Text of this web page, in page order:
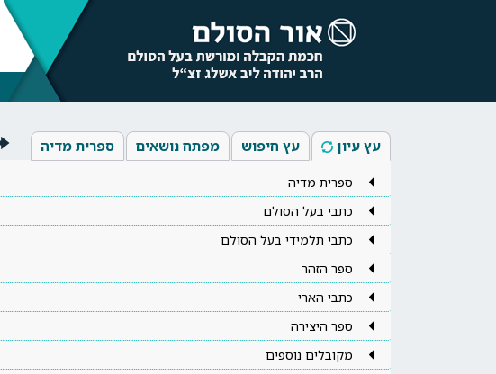
עץ עיון עץ חיפוש מפתח נושאים ספרית מדיה
ספרית מדיה
כתבי בעל הסולם
כתבי תלמידי בעל הסולם
ספר הזהר
כתבי הארי
ספר היצירה
מקובלים נוספים